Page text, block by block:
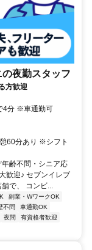
夜勤スタッフ
方歓迎
4分 ※車通勤可
60分あり ※シフト
年齢不問・シニア応
歓迎♪ セブンイレブ
で、 コンビ...
副業・WワークOK
不問
車通勤OK
夜間
有資格者歓迎